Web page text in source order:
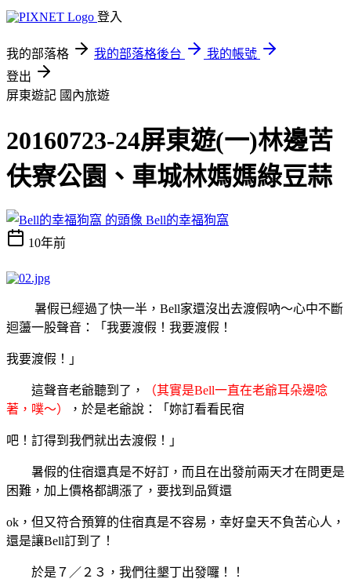
登入
我的部落格 我的部落格後台
我的帳號
登出
屏東遊記 國內旅遊
20160723-24屏東遊(一)林邊苦
伕寮公園、車城林媽媽綠豆蒜
Bell的幸福狗窩
10年前
暑假已經過了快一半，Bell家還沒出去渡假吶～心中不斷
迴蘯一股聲音：「我要渡假！我要渡假！
我要渡假！」
這聲音老爺聽到了，
（其實是Bell一直在老爺耳朵邊唸
著，噗～）
，於是老爺說：「妳訂看看民宿
吧！訂得到我們就出去渡假！」
暑假的住宿還真是不好訂，而且在出發前兩天才在問更是
困難，加上價格都調漲了，要找到品質還
ok，但又符合預算的住宿真是不容易，幸好皇天不負苦心人，
還是讓Bell訂到了！
於是７／２３，我們往墾丁出發囉！！